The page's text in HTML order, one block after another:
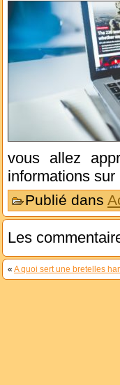
vous allez
informations sur
Publié dans
Les
« A quoi sert une bretelles